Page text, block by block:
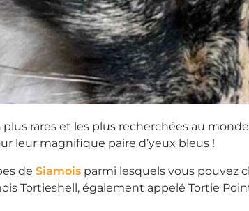
plus rares et les plus recherchées au
leur magnifique paire d’yeux bleus !
de Siamois parmi lesquels vous pouvez
Tortieshell, également appelé Tortie